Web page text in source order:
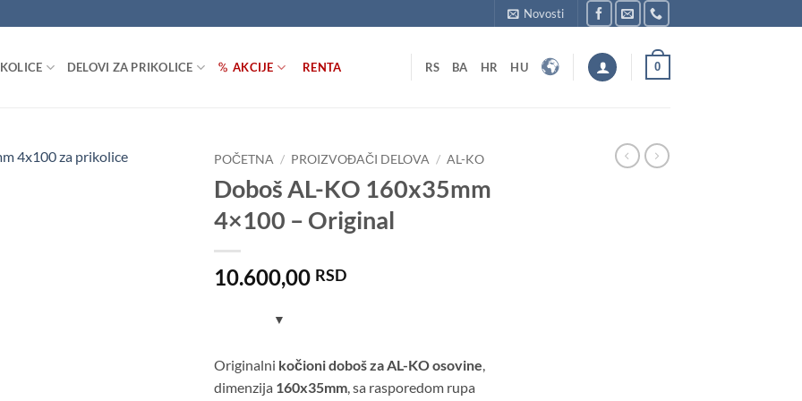
Novosti
DELOVI ZA PRIKOLICE AKCIJE RENTA RS BA HR HU 0
POČETNA / PROIZVOĐAČI DELOVA / AL-KO
Doboš AL-KO 160x35mm
4×100 – Original
10.600,00 RSD
Originalni kočioni doboš za AL-KO osovine
dimenzija 160x35mm , sa rasporedom rupa